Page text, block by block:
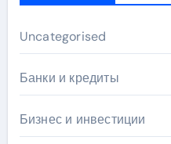
Uncategorised
Банки и кредиты
Бизнес и инвестиции